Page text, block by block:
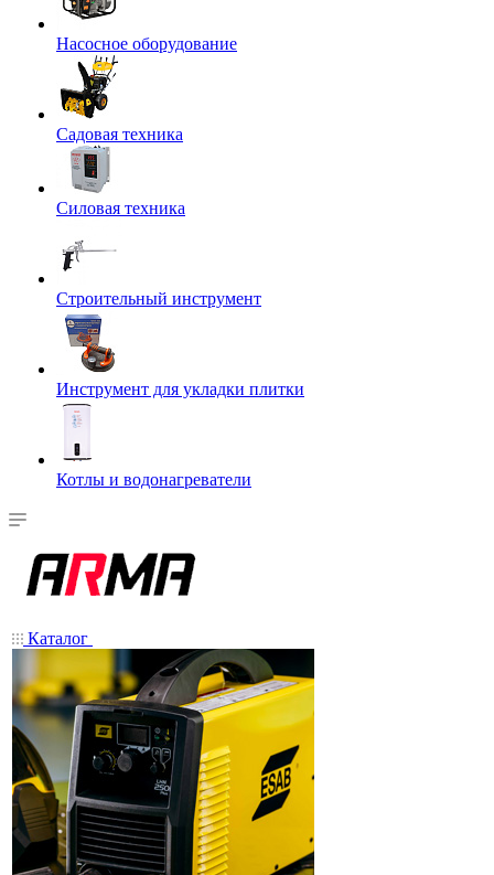
Насосное оборудование
Садовая техника
Силовая техника
Строительный инструмент
Инструмент для укладки плитки
Котлы и водонагреватели
Каталог